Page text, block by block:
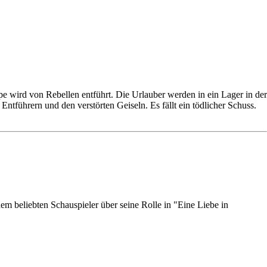
wird von Rebellen entführt. Die Urlauber werden in ein Lager in der
und den verstörten Geiseln. Es fällt ein tödlicher Schuss.
beliebten Schauspieler über seine Rolle in "Eine Liebe in